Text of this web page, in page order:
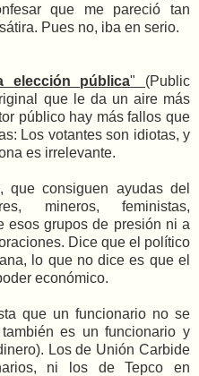
que me pareció tan
Pues no, iba en serio.
elección pública" (Public
que le da un aire más
público hay más fallos que
Los votantes son idiotas, y
es irrelevante.
consiguen ayudas del
mineros, feministas,
esos grupos de presión ni a
Dice que el político
lo que no dice es que el
económico.
que un funcionario no se
es un funcionario y
Los de Unión Carbide
ni los de Tepco en